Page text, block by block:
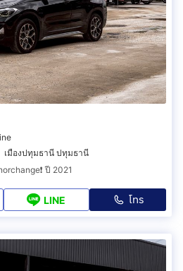
เมืองปทุมธานี ปทุมธานี
ปี 2021
LINE โทร